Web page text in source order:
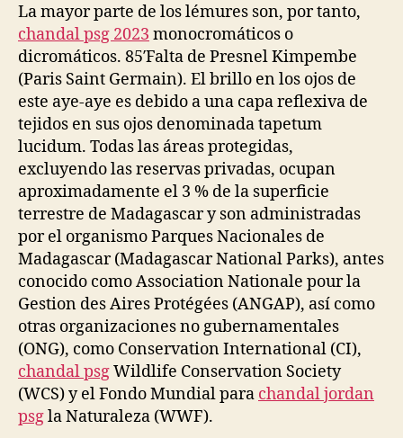
La mayor parte de los lémures son, por tanto,
chandal psg 2023 monocromáticos o
dicromáticos. 85′Falta de Presnel Kimpembe
(Paris Saint Germain). El brillo en los ojos de
este aye-aye es debido a una capa reflexiva de
tejidos en sus ojos denominada tapetum
lucidum. Todas las áreas protegidas,
excluyendo las reservas privadas, ocupan
aproximadamente el 3 % de la superficie
terrestre de Madagascar y son administradas
por el organismo Parques Nacionales de
Madagascar (Madagascar National Parks), antes
conocido como Association Nationale pour la
Gestion des Aires Protégées (ANGAP), así como
otras organizaciones no gubernamentales
(ONG), como Conservation International (CI),
chandal psgWildlife Conservation Society
(WCS) y el Fondo Mundial para chandal jordan
psgla Naturaleza (WWF).